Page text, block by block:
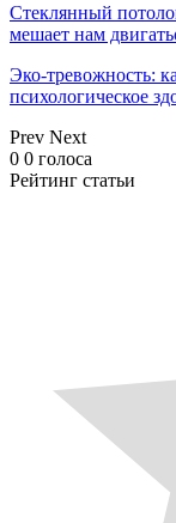
Стеклянный
мешает нам
Эко-тревожность:
психологическое
Prev Next
0 0 голоса
Рейтинг статьи